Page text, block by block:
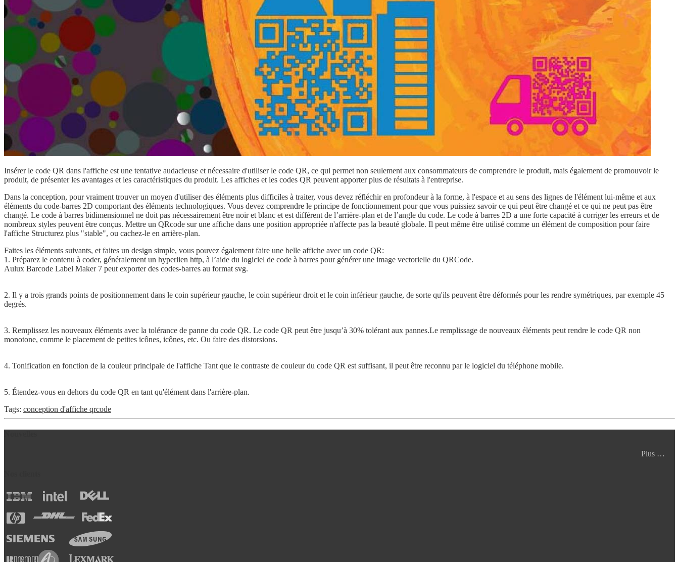
Insérer le code QR dans l'affiche est une tentative audacieuse et nécessaire d'utiliser le code QR, ce qui permet non seulement aux consommateurs de comprendre le produit, mais également de promouvoir le
produit, de présenter les avantages et les caractéristiques du produit. Les affiches et les codes QR peuvent apporter plus de résultats à l'entreprise.
Dans la conception, pour vraiment trouver un moyen d'utiliser des éléments plus difficiles à traiter, vous devez réfléchir en profondeur à la forme, à l'espace et au sens des lignes de l'élément lui-même et aux
éléments du code-barres 2D comportant des éléments technologiques. Vous devez comprendre le principe de fonctionnement pour que vous puissiez savoir ce qui peut être changé et ce qui ne peut pas être
changé. Le code à barres bidimensionnel ne doit pas nécessairement être noir et blanc et est différent de l’arrière-plan et de l’angle du code. Le code à barres 2D a une forte capacité à corriger les erreurs et de
nombreux styles peuvent être conçus. Mettre un QRcode sur une affiche dans une position appropriée n'affecte pas la beauté globale. Il peut même être utilisé comme un élément de composition pour faire
l'affiche Structurez plus "stable", ou cachez-le en arrière-plan.
Faites les éléments suivants, et faites un design simple, vous pouvez également faire une belle affiche avec un code QR:
1. Préparez le contenu à coder, généralement un hyperlien http, à l’aide du logiciel de code à barres pour générer une image vectorielle du QRCode.
Aulux Barcode Label Maker 7 peut exporter des codes-barres au format svg.
2. Il y a trois grands points de positionnement dans le coin supérieur gauche, le coin supérieur droit et le coin inférieur gauche, de sorte qu'ils peuvent être déformés pour les rendre symétriques, par exemple 45
degrés.
3. Remplissez les nouveaux éléments avec la tolérance de panne du code QR. Le code QR peut être jusqu’à 30% tolérant aux pannes.Le remplissage de nouveaux éléments peut rendre le code QR non
monotone, comme le placement de petites icônes, icônes, etc. Ou faire des distorsions.
4. Tonification en fonction de la couleur principale de l'affiche Tant que le contraste de couleur du code QR est suffisant, il peut être reconnu par le logiciel du téléphone mobile.
5. Étendez-vous en dehors du code QR en tant qu'élément dans l'arrière-plan.
Tags: conception d'affiche qrcode
Plus …